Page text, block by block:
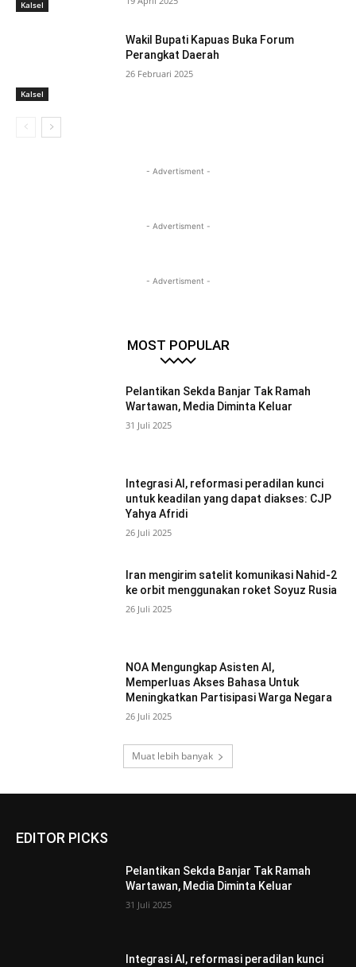
Kalsel
Kalsel
Wakil Bupati Kapuas Buka Forum
Perangkat Daerah
26 Februari 2025
- Advertisment -
- Advertisment -
- Advertisment -
MOST POPULAR
Pelantikan Sekda Banjar Tak Ramah
Wartawan, Media Diminta Keluar
31 Juli 2025
Integrasi AI, reformasi peradilan kunci
untuk keadilan yang dapat diakses: CJP
Yahya Afridi
26 Juli 2025
Iran mengirim satelit komunikasi Nahid-2
ke orbit menggunakan roket Soyuz Rusia
26 Juli 2025
NOA Mengungkap Asisten AI,
Memperluas Akses Bahasa Untuk
Meningkatkan Partisipasi Warga Negara
26 Juli 2025
Muat lebih banyak
EDITOR PICKS
Pelantikan Sekda Banjar Tak Ramah
Wartawan, Media Diminta Keluar
31 Juli 2025
Integrasi AI, reformasi peradilan kunci